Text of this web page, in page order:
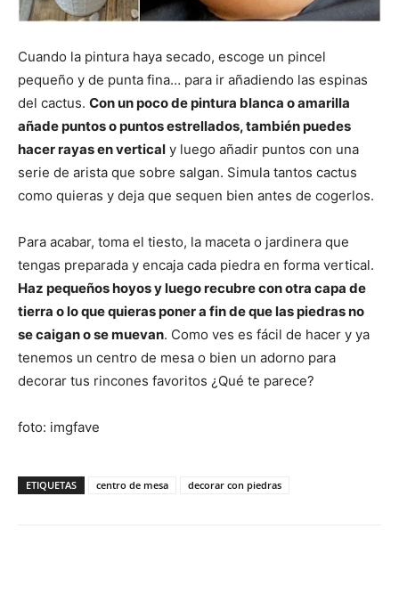
Cuando la pintura haya secado, escoge un pincel
pequeño y de punta fina… para ir añadiendo las espinas
del cactus. Con un poco de pintura blanca o amarilla
añade puntos o puntos estrellados, también puedes
hacer rayas en vertical y luego añadir puntos con una
serie de arista que sobre salgan. Simula tantos cactus
como quieras y deja que sequen bien antes de cogerlos.
Para acabar, toma el tiesto, la maceta o jardinera que
tengas preparada y encaja cada piedra en forma vertical.
Haz pequeños hoyos y luego recubre con otra capa de
tierra o lo que quieras poner a fin de que las piedras no
se caigan o se muevan. Como ves es fácil de hacer y ya
tenemos un centro de mesa o bien un adorno para
decorar tus rincones favoritos ¿Qué te parece?
foto: imgfave
ETIQUETAS centro de mesa decorar con piedras